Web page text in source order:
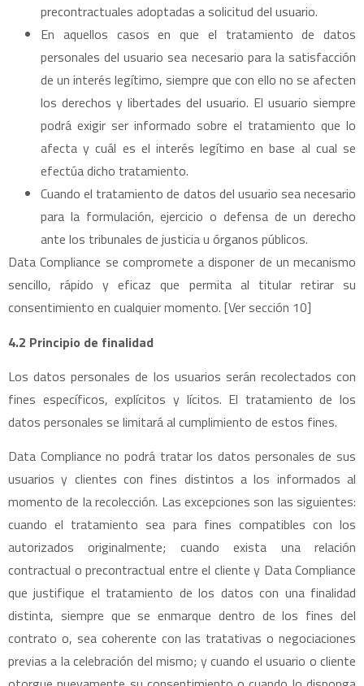
precontractuales adoptadas a solicitud del usuario.
En aquellos casos en que el tratamiento de datos
personales del usuario sea necesario para la satisfacción
de un interés legítimo, siempre que con ello no se afecten
los derechos y libertades del usuario. El usuario siempre
podrá exigir ser informado sobre el tratamiento que lo
afecta y cuál es el interés legítimo en base al cual se
efectúa dicho tratamiento.
Cuando el tratamiento de datos del usuario sea necesario
para la formulación, ejercicio o defensa de un derecho
ante los tribunales de justicia u órganos públicos.
Data Compliance se compromete a disponer de un mecanismo
sencillo, rápido y eficaz que permita al titular retirar su
consentimiento en cualquier momento. [Ver sección 10]
4.2 Principio de finalidad
Los datos personales de los usuarios serán recolectados con
fines específicos, explícitos y lícitos. El tratamiento de los
datos personales se limitará al cumplimiento de estos fines.
Data Compliance no podrá tratar los datos personales de sus
usuarios y clientes con fines distintos a los informados al
momento de la recolección. Las excepciones son las siguientes:
cuando el tratamiento sea para fines compatibles con los
autorizados originalmente; cuando exista una relación
contractual o precontractual entre el cliente y Data Compliance
que justifique el tratamiento de los datos con una finalidad
distinta, siempre que se enmarque dentro de los fines del
contrato o, sea coherente con las tratativas o negociaciones
previas a la celebración del mismo; y cuando el usuario o cliente